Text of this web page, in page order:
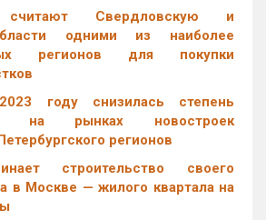
считают Свердловскую и
одними из наиболее
регионов для покупки
году снизилась степень
на рынках новостроек
регионов
строительство своего
в Москве — жилого квартала на